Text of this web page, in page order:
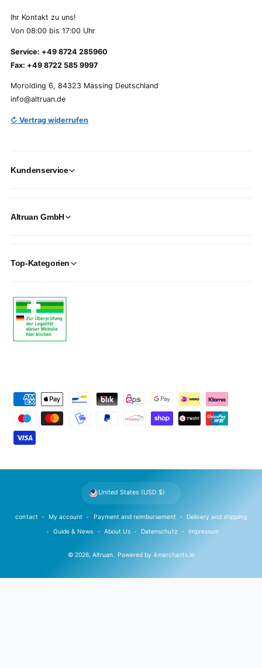
Ihr Kontakt zu uns!
Von 08:00 bis 17:00 Uhr
Service: +49 8724 285960
Fax: +49 8722 585 9997
Morolding 6, 84323 Massing Deutschland
info@altruan.de
↻ Vertrag widerrufen
Kundenservice
Altruan GmbH
Top-Kategorien
m
n
© 2026,Altruan. Powered by 4merchants.io
contact My account Payment and reimbursement Delivery and shipping
Guide & News About Us Datenschutz Impressum
United States (USD $)